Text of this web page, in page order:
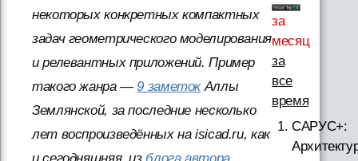
некоторых конкретных компактных
задач геометрического моделирования
и релевантных приложений. Пример
такого жанра —9 заметокАллы
Землянской, за последние несколько
лет воспроизведённых на isicad.ru, как
за
месяц
за
все
время
САРУС+: